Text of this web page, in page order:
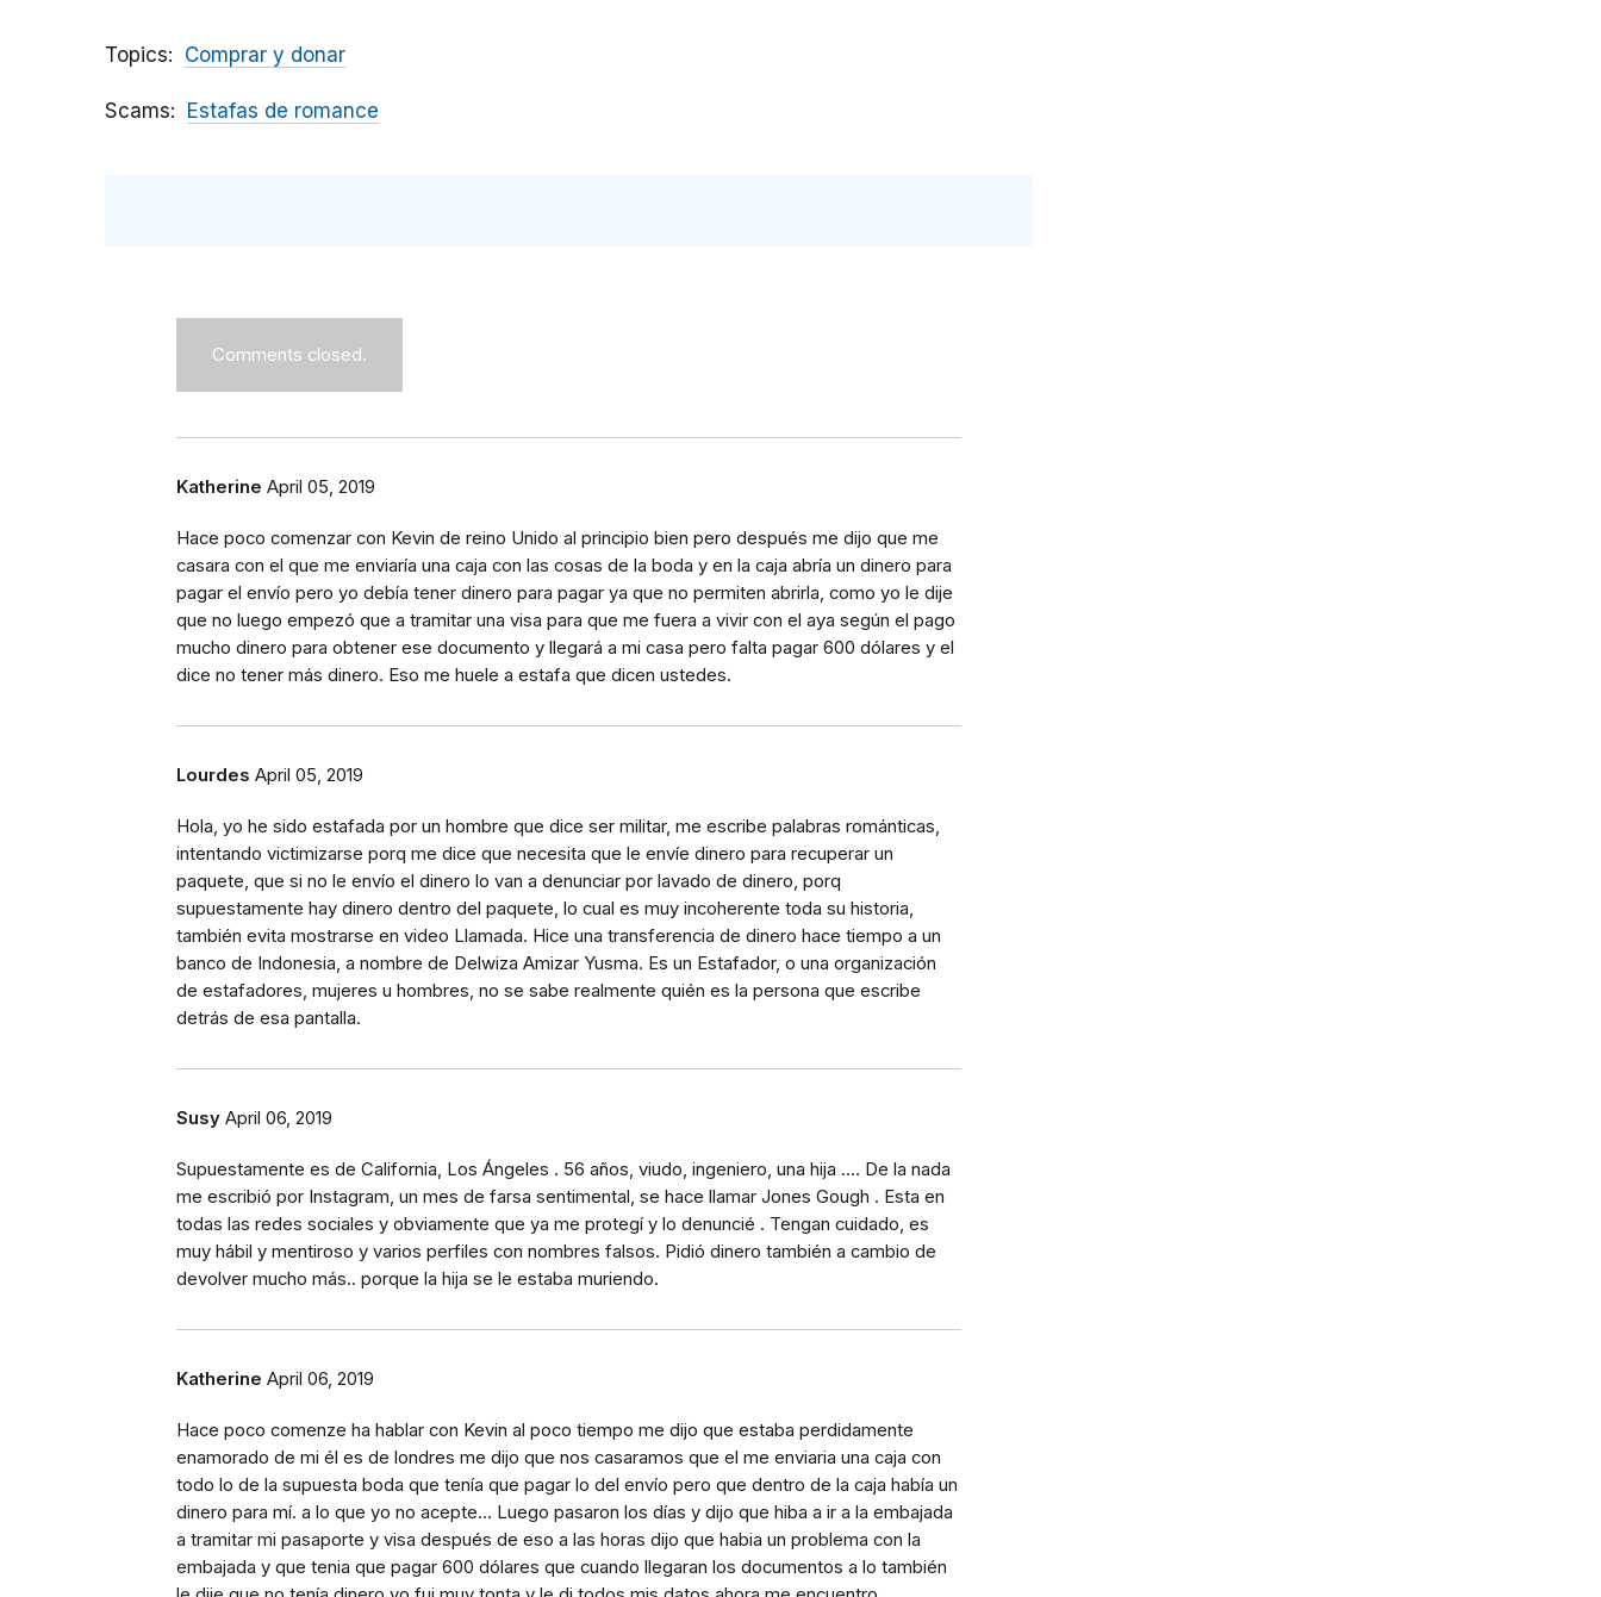
Topics Comprar y donar
Scams Estafas de romance
Comments closed.
Katherine April 05, 2019
Hace poco comenzar con Kevin de reino Unido al principio bien pero después me dijo que me
casara con el que me enviaría una caja con las cosas de la boda y en la caja abría un dinero para
pagar el envío pero yo debía tener dinero para pagar ya que no permiten abrirla, como yo le dije
que no luego empezó que a tramitar una visa para que me fuera a vivir con el aya según el pago
mucho dinero para obtener ese documento y llegará a mi casa pero falta pagar 600 dólares y el
dice no tener más dinero. Eso me huele a estafa que dicen ustedes.
Lourdes April 05, 2019
Hola, yo he sido estafada por un hombre que dice ser militar, me escribe palabras románticas,
intentando victimizarse porq me dice que necesita que le envíe dinero para recuperar un
paquete, que si no le envío el dinero lo van a denunciar por lavado de dinero, porq
supuestamente hay dinero dentro del paquete, lo cual es muy incoherente toda su historia,
también evita mostrarse en video Llamada. Hice una transferencia de dinero hace tiempo a un
banco de Indonesia, a nombre de Delwiza Amizar Yusma. Es un Estafador, o una organización
de estafadores, mujeres u hombres, no se sabe realmente quién es la persona que escribe
detrás de esa pantalla.
Susy April 06, 2019
Supuestamente es de California, Los Ángeles . 56 años, viudo, ingeniero, una hija .... De la nada
me escribió por Instagram, un mes de farsa sentimental, se hace llamar Jones Gough . Esta en
todas las redes sociales y obviamente que ya me protegí y lo denuncié . Tengan cuidado, es
muy hábil y mentiroso y varios perfiles con nombres falsos. Pidió dinero también a cambio de
devolver mucho más.. porque la hija se le estaba muriendo.
Katherine April 06, 2019
Hace poco comenze ha hablar con Kevin al poco tiempo me dijo que estaba perdidamente
enamorado de mi él es de londres me dijo que nos casaramos que el me enviaria una caja con
todo lo de la supuesta boda que tenía que pagar lo del envío pero que dentro de la caja había un
dinero para mí. a lo que yo no acepte... Luego pasaron los días y dijo que hiba a ir a la embajada
a tramitar mi pasaporte y visa después de eso a las horas dijo que habia un problema con la
embajada y que tenia que pagar 600 dólares que cuando llegaran los documentos a lo también